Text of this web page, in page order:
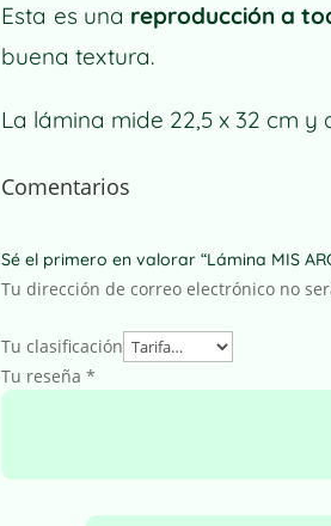
Esta es una reproducción a
buena textura.
La lámina mide 22,5 x 32 cm
Comentarios
Sé el primero en valorar “Lámina MIS
Tu dirección de correo electrónico no
Tu clasificación
Tu reseña*